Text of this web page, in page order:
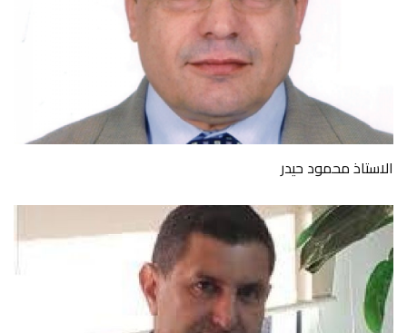
الاستاذ محمود حيدر